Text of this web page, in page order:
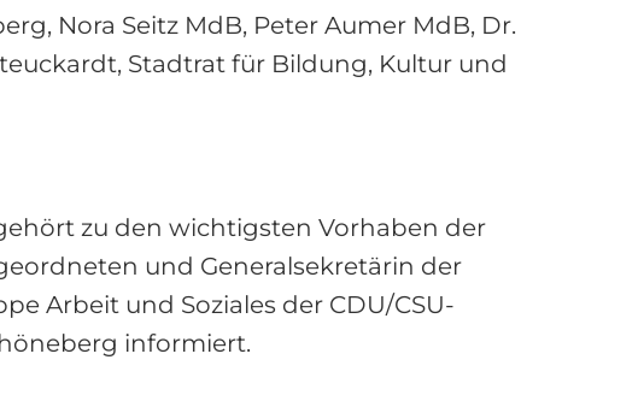
Nora Seitz MdB, Peter Aumer MdB, Dr.
Stadtrat für Bildung, Kultur und
zu den wichtigsten Vorhaben der
und Generalsekretärin der
Arbeit und Soziales der CDU/CSU-
informiert.